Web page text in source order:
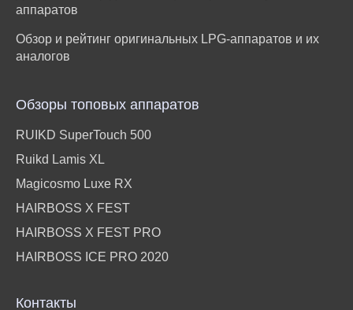
аппаратов
Обзор и рейтинг оригинальных LPG-аппаратов и их
аналогов
Обзоры топовых аппаратов
RUIKD SuperTouch 500
Ruikd Lamis XL
Magicosmo Luxe RX
HAIRBOSS X FEST
HAIRBOSS X FEST PRO
HAIRBOSS ICE PRO 2020
Контакты